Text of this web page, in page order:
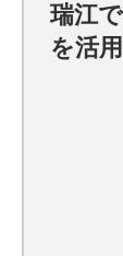
瑞江
を活